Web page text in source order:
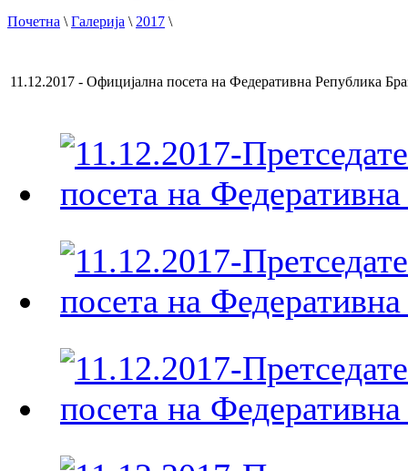
Почетна \Галерија \2017 \
11.12.2017 - Официјална посета на Федеративна Република